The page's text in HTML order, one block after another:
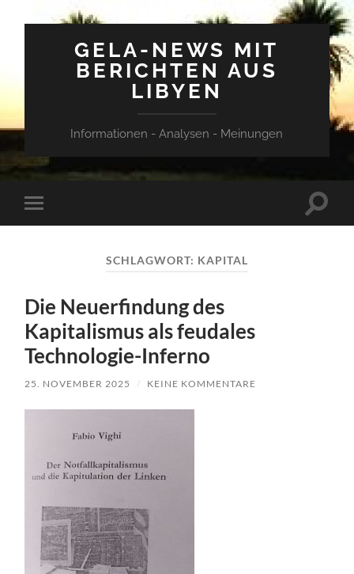
GELA-NEWS MIT
BERICHTEN AUS
LIBYEN
Informationen - Analysen - Meinungen
Mobile-
Menü
SCHLAGWORT: KAPITAL
Die Neuerfindung des
Kapitalismus als feudales
Technologie-Inferno
25. NOVEMBER 2025 / KEINE KOMMENTARE